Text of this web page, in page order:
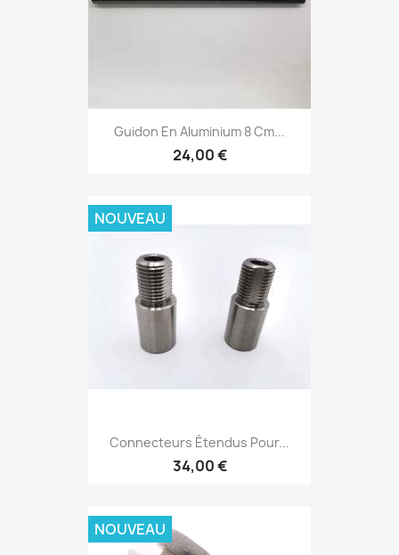
Guidon En Aluminium 8 Cm...
24,00 €
Connecteurs Étendus Pour...
34,00 €
NOUVEAU
NOUVEAU